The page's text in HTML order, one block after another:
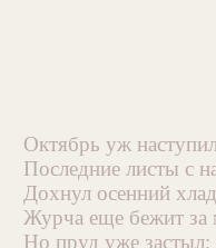
Октябрь уж
Последние листы с
Дохнул осенний
Журча еще бежит за
Но пруд уже застыл;